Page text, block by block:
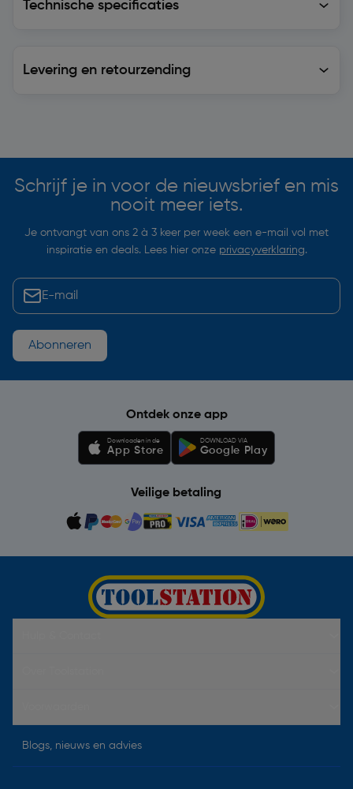
Technische specificaties
Levering en retourzending
Schrijf je in voor de nieuwsbrief en mis
nooit meer iets.
Je ontvangt van ons 2 à 3 keer per week een e-mail vol met
inspiratie en deals. Lees hier onze privacyverklaring.
Abonneren
Ontdek onze app
Downloaden in de
App Store
DOWNLOAD VIA
Google Play
Veilige betaling
Blogs, nieuws en advies